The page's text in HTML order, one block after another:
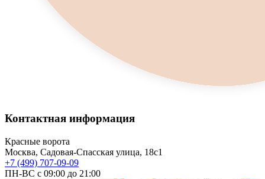
Контактная информация
Красные ворота
Москва, Садовая-Спасская улица, 18с1
+7 (499) 707-09-09
ПН-ВС с 09:00 до 21:00